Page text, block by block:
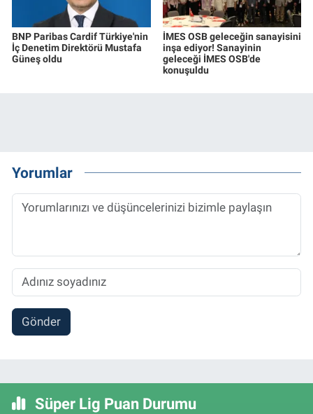
BNP Paribas Cardif Türkiye'nin
İç Denetim Direktörü Mustafa
Güneş oldu
İMES OSB geleceğin sanayisini
inşa ediyor! Sanayinin
geleceği İMES OSB'de
konuşuldu
Yorumlar
Gönder
Süper Lig Puan Durumu